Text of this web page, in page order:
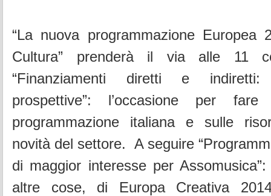
“La nuova programmazione Europea
Cultura” prenderà il via alle 11
“Finanziamenti diretti e
prospettive”: l’occasione per
programmazione italiana e sulle
novità del settore. A seguire
di maggior interesse per
altre cose, di Europa Creativa